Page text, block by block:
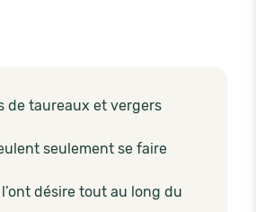
de taureaux et vergers
seulement se faire
désire tout au long du